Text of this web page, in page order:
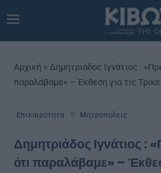
Αρχική » Δημητριάδος Ιγνάτιος :
παραλάβαμε» – Έκθεση για τις
Επικαιρότητα Μητροπόλεις
Δημητριάδος Ιγνάτιος :
ότι παραλάβαμε» –